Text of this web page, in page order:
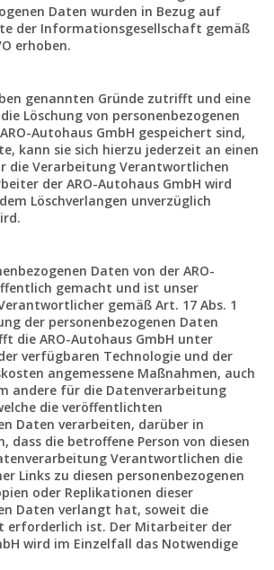
Daten wurden in Bezug auf
der Informationsgesellschaft gemäß
erhoben.
genannten Gründe zutrifft und eine
Löschung von personenbezogenen
Autohaus GmbH gespeichert sind,
kann sie sich hierzu jederzeit an einen
die Verarbeitung Verantwortlichen
der ARO-Autohaus GmbH wird
Löschverlangen unverzüglich
Daten von der ARO-
gemacht und ist unser
gemäß Art. 17 Abs. 1
der personenbezogenen Daten
die ARO-Autohaus GmbH unter
verfügbaren Technologie und der
angemessene Maßnahmen, auch
andere für die Datenverarbeitung
die veröffentlichten
Daten verarbeiten, darüber in
dass die betroffene Person von diesen
Verantwortlichen die
Links zu diesen personenbezogenen
oder Replikationen dieser
Daten verlangt hat, soweit die
erforderlich ist. Der Mitarbeiter der
wird im Einzelfall das Notwendige